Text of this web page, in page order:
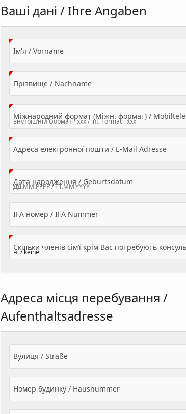
Ваші дані / Ihre Angaben
Ім'я / Vorname(Value Required)
Прізвище / Nachname(Value Required)
Міжнародний формат (Міжн. формат) /
Адреса електронної пошти / E-Mail Adresse
Дата народження / Geburtsdatum
IFA номер / IFA Nummer
Адреса місця перебування /
Aufenthaltsadresse
Вулиця / Straße
Номер будинку / Hausnummer